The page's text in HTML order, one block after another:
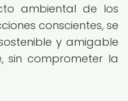
ambiental de los
conscientes, se
y amigable
sin comprometer la